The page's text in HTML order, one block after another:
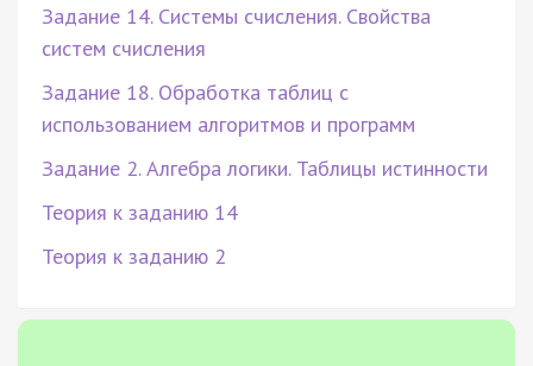
Задание 14. Системы счисления. Свойства
систем счисления
Задание 18. Обработка таблиц с
использованием алгоритмов и программ
Задание 2. Алгебра логики. Таблицы истинности
Теория к заданию 14
Теория к заданию 2